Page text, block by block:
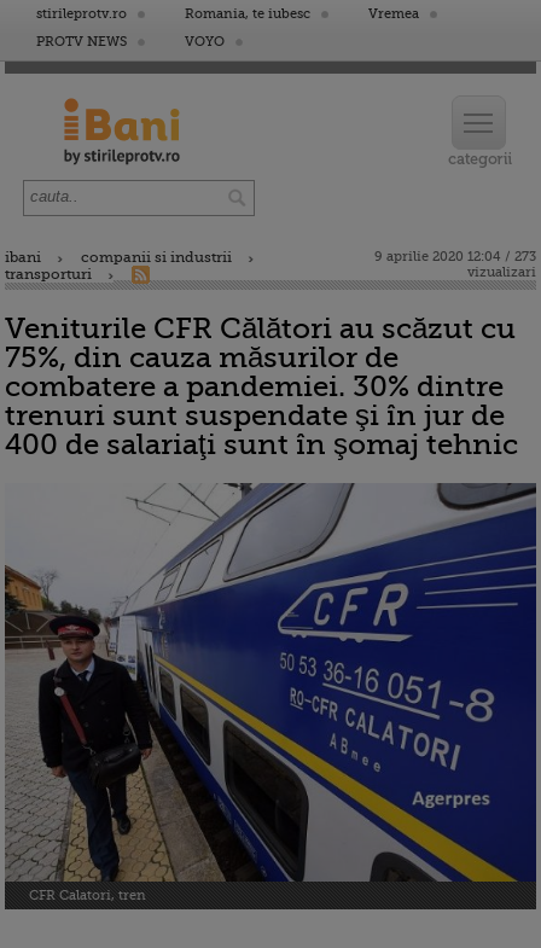
stirileprotv.ro Romania, te iubesc
Vremea
PROTV NEWS
VOYO
ibani
companii si industrii
transporturi
9 aprilie 2020 12:04 / 273
vizualizari
Veniturile CFR Călători au scăzut cu
75%, din cauza măsurilor de
combatere a pandemiei. 30% dintre
trenuri sunt suspendate şi în jur de
400 de salariaţi sunt în şomaj tehnic
CFR Calatori, tren